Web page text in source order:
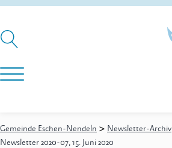
Gemeinde Eschen-Nendeln > Newsletter-Archiv
Newsletter 2020-07, 15. Juni 2020